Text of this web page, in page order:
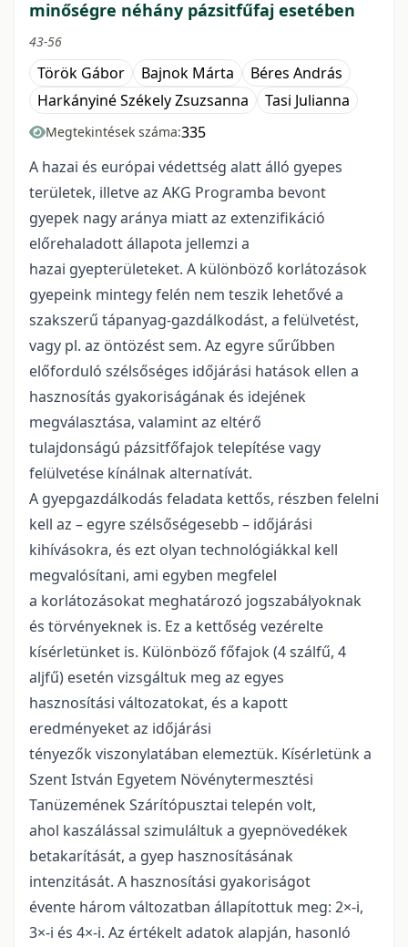
minőségre néhány pázsitfűfaj esetében
43-56
Török Gábor Bajnok Márta
Béres András
Harkányiné Székely Zsuzsanna
Tasi Julianna
Megtekintések száma:335
A hazai és európai védettség alatt álló gyepes
területek, illetve az AKG Programba bevont
gyepek nagy aránya miatt az extenzifikáció
előrehaladott állapota jellemzi a
hazai gyepterületeket. A különböző korlátozások
gyepeink mintegy felén nem teszik lehetővé a
szakszerű tápanyag-gazdálkodást, a felülvetést,
vagy pl. az öntözést sem. Az egyre sűrűbben
előforduló szélsőséges időjárási hatások ellen a
hasznosítás gyakoriságának és idejének
megválasztása, valamint az eltérő
tulajdonságú pázsitfőfajok telepítése vagy
felülvetése kínálnak alternatívát.
A gyepgazdálkodás feladata kettős, részben felelni
kell az – egyre szélsőségesebb – időjárási
kihívásokra, és ezt olyan technológiákkal kell
megvalósítani, ami egyben megfelel
a korlátozásokat meghatározó jogszabályoknak
és törvényeknek is. Ez a kettőség vezérelte
kísérletünket is. Különböző főfajok (4 szálfű, 4
aljfű) esetén vizsgáltuk meg az egyes
hasznosítási változatokat, és a kapott
eredményeket az időjárási
tényezők viszonylatában elemeztük. Kísérletünk a
Szent István Egyetem Növénytermesztési
Tanüzemének Szárítópusztai telepén volt,
ahol kaszálással szimuláltuk a gyepnövedékek
betakarítását, a gyep hasznosításának
intenzitását. A hasznosítási gyakoriságot
évente három változatban állapítottuk meg: 2×-i,
3×-i és 4×-i. Az értékelt adatok alapján, hasonló